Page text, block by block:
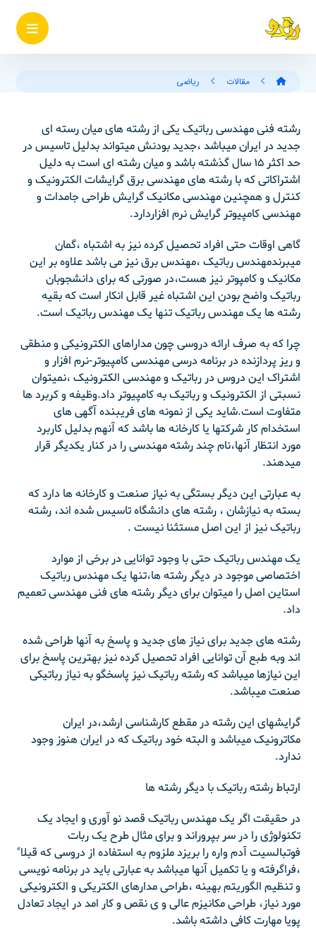
مقالات ریاضی
رشته فنی مهندسی رباتیک یکی از رشته های میان رسته ای
جدید در ایران میباشد ،جدید بودنش میتواند بدلیل تاسیس در
حد اکثر ۱۵ سال گذشته باشد و میان رشته ای است به دلیل
اشتراکاتی که با رشته های مهندسی برق گرایشات الکترونیک و
کنترل و همچنین مهندسی مکانیک گرایش طراحی جامدات و
مهندسی کامپیوتر گرایش نرم افزاردارد.
گاهی اوقات حتی افراد تحصیل کرده نیز به اشتباه ،گمان
میبرندمهندس رباتیک ،مهندس برق نیز می باشد علاوه بر این
مکانیک و کامپوتر نیز هست،در صورتی که برای دانشجوبان
رباتیک واضح بودن این اشتباه غیر قابل انکار است که بقیه
رشته ها یک مهندس رباتیک تنها یک مهندس رباتیک است.
چرا که به صرف ارائه دروسی چون مداراهای الکترونیکی و منطقی
و ریز پردازنده در برنامه درسی مهندسی کامپیوتر-نرم افزار و
اشتراک این دروس در رباتیک و مهندسی الکترونیک ،نمیتوان
نسبتی از الکترونیک و رباتیک به کامپیوتر داد.وظیفه و کربرد ها
متفاوت است.شاید یکی از نمونه های فریبنده آگهی های
استخدام کار شرکتها یا کارخانه ها باشد که آنهم بدلیل کاربرد
مورد انتظار آنها،نام چند رشته مهندسی را در کنار یکدیگر قرار
میدهند.
به عبارتی این دیگر بستگی به نیاز صنعت و کارخانه ها دارد که
بسته به نیازشان ، رشته های دانشگاه تاسیس شده اند، رشته
رباتیک نیز از این اصل مستثنا نیست .
یک مهندس رباتیک حتی با وجود توانایی در برخی از موارد
اختصاصی موجود در دیگر رشته ها،تنها یک مهندس رباتیک
استاین اصل را میتوان برای دیگر رشته های فنی مهندسی تعمیم
داد.
رشته های جدید برای نیاز های جدید و پاسخ به آنها طراحی شده
اند وبه طبع آن توانایی افراد تحصیل کرده نیز بهترین پاسخ برای
این نیازها میباشد که رشته رباتیک نیز پاسخگو به نیاز رباتیکی
صنعت میباشد.
گرایشهای این رشته در مقطع کارشناسی ارشد،در ایران
مکاترونیک میباشد و البته خود رباتیک که در ایران هنوز وجود
ندارد.
ارتباط رشته رباتیک با دیگر رشته ها
در حقیقت اگر یک مهندس رباتیک قصد نو آوری و ایجاد یک
تکنولوژی را در سر بپروراند و برای مثال طرح یک ربات
فوتبالسیت آدم واره را بریزد ملزوم به استفاده از دروسی که قبلا ً
،فراگرفته و یا تکمیل آنها میباشد به عبارتی باید در برنامه نویسی
و تنظیم الگوریتم بهینه ،طراحی مدارهای الکتریکی و الکترونیکی
مورد نیاز، طراحی مکانیزم عالی و ی نقص و کار امد در ایجاد تعادل
پویا مهارت کافی داشته باشد.